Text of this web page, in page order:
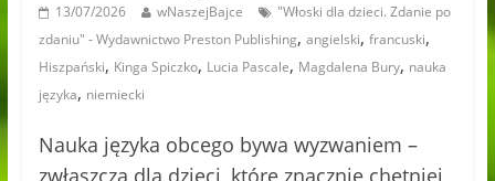
13/07/2026 wNaszejBajce
"Włoski dla dzieci. Zdanie po
zdaniu" - Wydawnictwo Preston Publishing, angielski, francuski,
Hiszpański, Kinga Spiczko, Lucia Pascale, Magdalena Bury, nauka
języka, niemiecki
Nauka języka obcego bywa wyzwaniem –
zwłaszcza dla dzieci, które znacznie chętniej